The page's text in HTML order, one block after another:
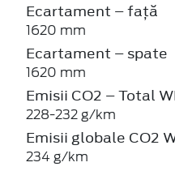
Ecartament – față
1620 mm
Ecartament – spate
1620 mm
Emisii CO2 – Total
228-232 g/km
Emisii globale CO2
234 g/km